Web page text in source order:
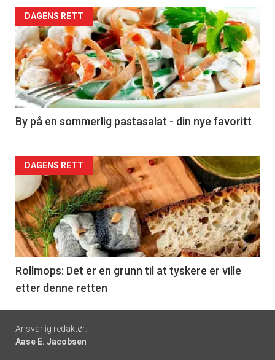
Forsiden
akkurat
nå
-
5
DAGENS RETT
By på en sommerlig pastasalat - din nye favoritt
Forsiden
akkurat
nå
-
6
DAGENS RETT
Rollmops: Det er en grunn til at tyskere er ville
etter denne retten
Footer
-
Ansvarlig redaktør:
Aase E. Jacobsen